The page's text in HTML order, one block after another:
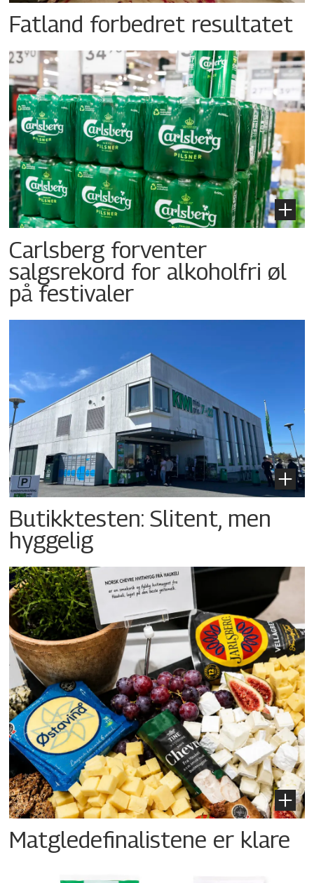
Fatland forbedret resultatet
Carlsberg forventer
salgsrekord for alkoholfri øl
på festivaler
Butikktesten: Slitent, men
hyggelig
Matgledefinalistene er klare